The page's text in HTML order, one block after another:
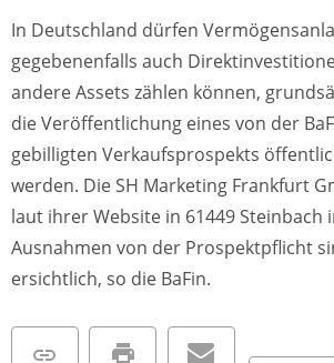
In Deutschland dürfen
gegebenenfalls auch
andere Assets zählen können,
die Veröffentlichung eines von der
gebilligten Verkaufsprospekts
werden. Die SH Marketing Frankfurt
laut ihrer Website in 61449 Steinbach
Ausnahmen von der Prospektpflicht
ersichtlich, so die BaFin.